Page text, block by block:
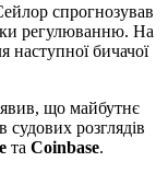
спрогнозував
регулюванню. На
наступної бичачої
що майбутнє
судових розглядів
та Coinbase.